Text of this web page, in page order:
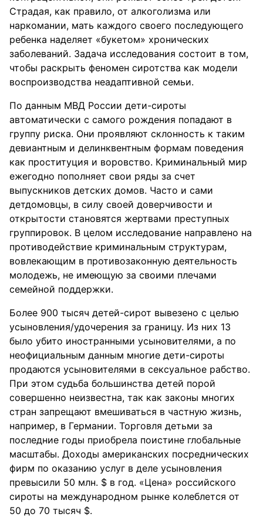
Страдая, как правило, от алкоголизма или
наркомании, мать каждого своего последующего
ребенка наделяет «букетом» хронических
заболеваний. Задача исследования состоит в том,
чтобы раскрыть феномен сиротства как модели
воспроизводства неадаптивной семьи.
По данным МВД России дети-сироты
автоматически с самого рождения попадают в
группу риска. Они проявляют склонность к таким
девиантным и делинквентным формам поведения
как проституция и воровство. Криминальный мир
ежегодно пополняет свои ряды за счет
выпускников детских домов. Часто и сами
детдомовцы, в силу своей доверчивости и
открытости становятся жертвами преступных
группировок. В целом исследование направлено на
противодействие криминальным структурам,
вовлекающим в противозаконную деятельность
молодежь, не имеющую за своими плечами
семейной поддержки.
Более 900 тысяч детей-сирот вывезено с целью
усыновления/удочерения за границу. Из них 13
было убито иностранными усыновителями, а по
неофициальным данным многие дети-сироты
продаются усыновителями в сексуальное рабство.
При этом судьба большинства детей порой
совершенно неизвестна, так как законы многих
стран запрещают вмешиваться в частную жизнь,
например, в Германии. Торговля детьми за
последние годы приобрела поистине глобальные
масштабы. Доходы американских посреднических
фирм по оказанию услуг в деле усыновления
превысили 50 млн. $ в год. «Цена» российского
сироты на международном рынке колеблется от
50 до 70 тысяч $.